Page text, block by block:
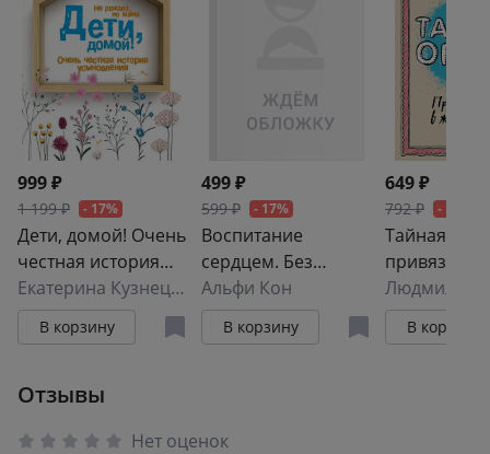
999 ₽
1 199 ₽ - 17%
Дети, домой! Очень
честная история
усыновления
Екатерина Кузнецова
В корзину
499 ₽
599 ₽ - 17%
Воспитание
сердцем. Без
правил и условий.
Покетбук
Альфи Кон
В корзину
649 ₽
792 ₽ - 18%
Тайная
жизни
В корзину
Отзывы
Нет оценок